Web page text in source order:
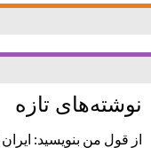
نوشته‌های تازه
از قول من بنویسید: